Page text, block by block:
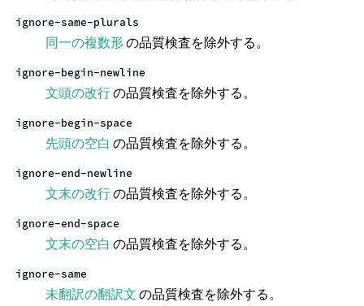
ignore-same-plurals
同一の複数形の品質検査を除外する。
ignore-begin-newline
文頭の改行の品質検査を除外する。
ignore-begin-space
先頭の空白 の品質検査を除外する。
ignore-end-newline
文末の改行の品質検査を除外する。
ignore-end-space
文末の空白 の品質検査を除外する。
ignore-same
未翻訳の翻訳文の品質検査を除外する。